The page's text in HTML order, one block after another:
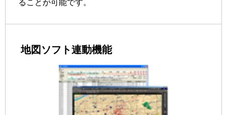
ることが可能です。
地図ソフト連動機能